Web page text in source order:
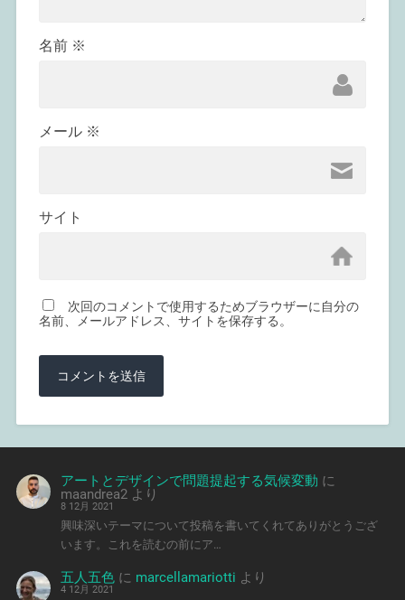
名前 ※
メール ※
サイト
次回のコメントで使用するためブラウザーに自分の
名前、メールアドレス、サイトを保存する。
アートとデザインで問題提起する気候変動 に
maandrea2 より
8 12月 2021
興味深いテーマについて投稿を書いてくれてありがとうござ
います。これを読むの前にア…
五人五色 に marcellamariotti より
4 12月 2021